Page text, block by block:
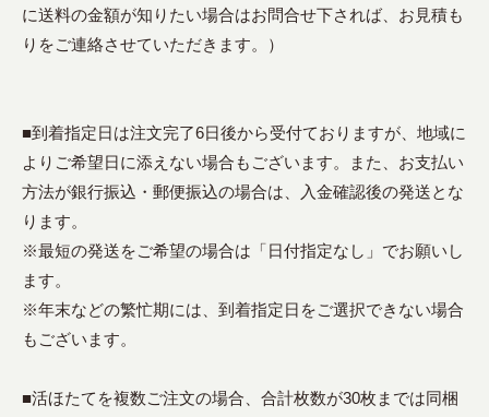
に送料の金額が知りたい場合はお問合せ下されば、お見積も
りをご連絡させていただきます。）
■到着指定日は注文完了6日後から受付ておりますが、地域に
よりご希望日に添えない場合もございます。また、お支払い
方法が銀行振込・郵便振込の場合は、入金確認後の発送とな
ります。
※最短の発送をご希望の場合は「日付指定なし」でお願いし
ます。
※年末などの繁忙期には、到着指定日をご選択できない場合
もございます。
■活ほたてを複数ご注文の場合、合計枚数が30枚までは同梱